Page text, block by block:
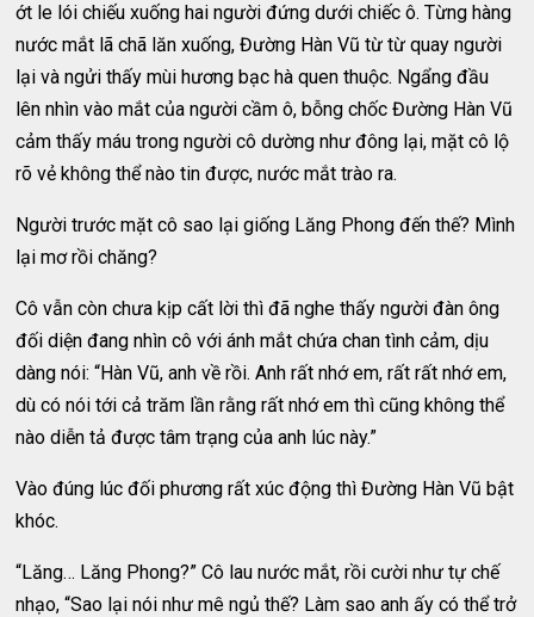
ớt le lói chiếu xuống hai người đứng dưới chiếc ô. Từng hàng
nước mắt lã chã lăn xuống, Đường Hàn Vũ từ từ quay người
lại và ngửi thấy mùi hương bạc hà quen thuộc. Ngẩng đầu
lên nhìn vào mắt của người cầm ô, bỗng chốc Đường Hàn Vũ
cảm thấy máu trong người cô dường như đông lại, mặt cô lộ
rõ vẻ không thể nào tin được, nước mắt trào ra.
Người trước mặt cô sao lại giống Lăng Phong đến thế? Mình
lại mơ rồi chăng?
Cô vẫn còn chưa kịp cất lời thì đã nghe thấy người đàn ông
đối diện đang nhìn cô với ánh mắt chứa chan tình cảm, dịu
dàng nói: “Hàn Vũ, anh về rồi. Anh rất nhớ em, rất rất nhớ em,
dù có nói tới cả trăm lần rằng rất nhớ em thì cũng không thể
nào diễn tả được tâm trạng của anh lúc này.”
Vào đúng lúc đối phương rất xúc động thì Đường Hàn Vũ bật
khóc.
“Lăng… Lăng Phong?” Cô lau nước mắt, rồi cười như tự chế
nhạo, “Sao lại nói như mê ngủ thế? Làm sao anh ấy có thể trở